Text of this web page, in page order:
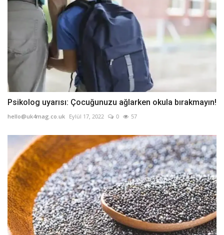
Psikolog uyarısı: Çocuğunuzu ağlarken okula bırakmayın!
hello@uk4mag.co.uk Eylül 17, 2022 0 57